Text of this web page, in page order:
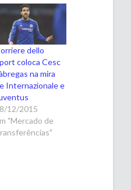
dello
coloca Cesc
na mira
Internazionale e
12/2015
"Mercado de